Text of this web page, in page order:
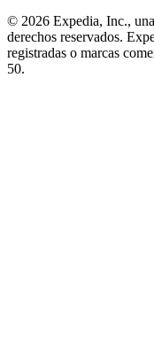
© 2026 Expedia, Inc.,
derechos reservados.
registradas o marcas
50.